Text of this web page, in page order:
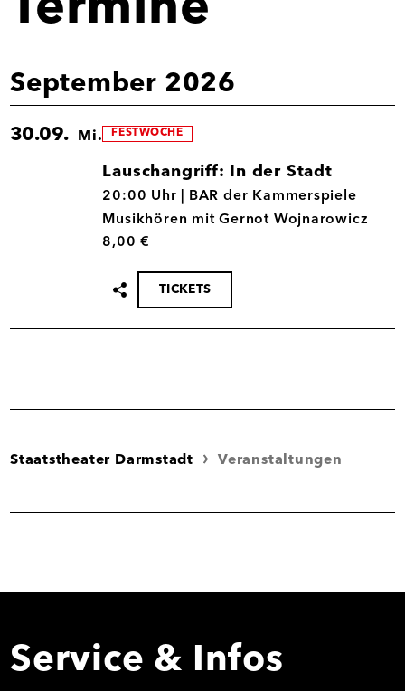
September 2026
30.09. Mi. FESTWOCHE
Lauschangriff: In der Stadt
30.09.
20:00 Uhr |
BAR der Kammerspiele
Musikhören mit Gernot Wojnarowicz
8,00 €
Termin
teilen
TICKETS
Staatstheater Darmstadt Veranstaltungen
Service & Infos